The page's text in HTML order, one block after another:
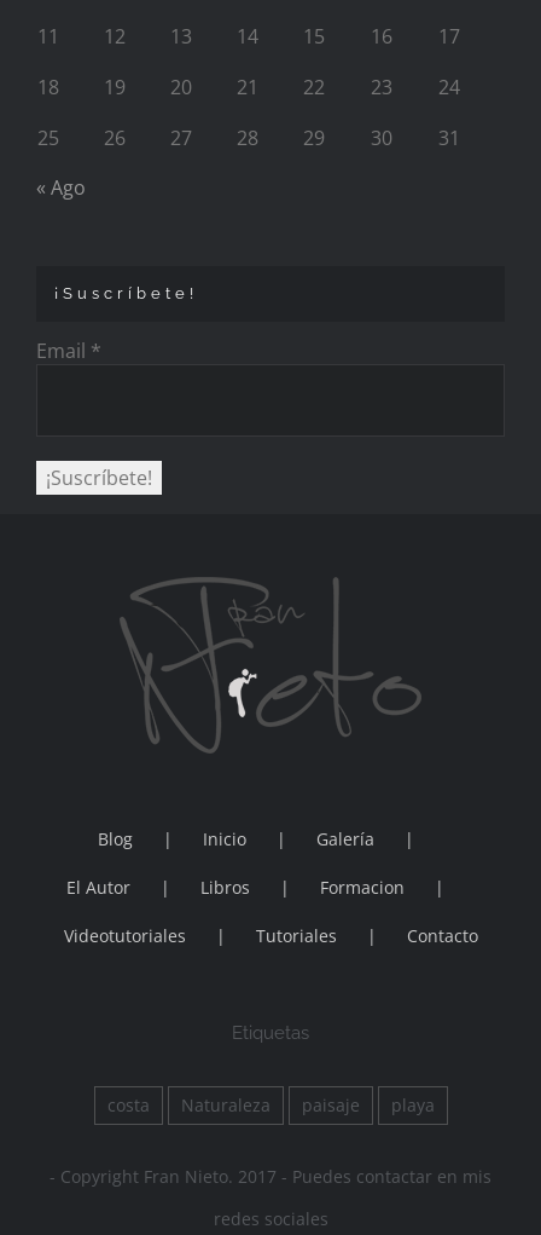
11
12 13 14 15 16
17
18
19 20 21 22 23
24
25
26 27 28 29 30
31
« Ago
¡Suscríbete!
Email *
Blog Inicio Galería
El Autor Libros Formacion
Videotutoriales Tutoriales Contacto
Etiquetas
costa Naturaleza paisaje playa
- Copyright Fran Nieto. 2017 - Puedes contactar en mis
redes sociales